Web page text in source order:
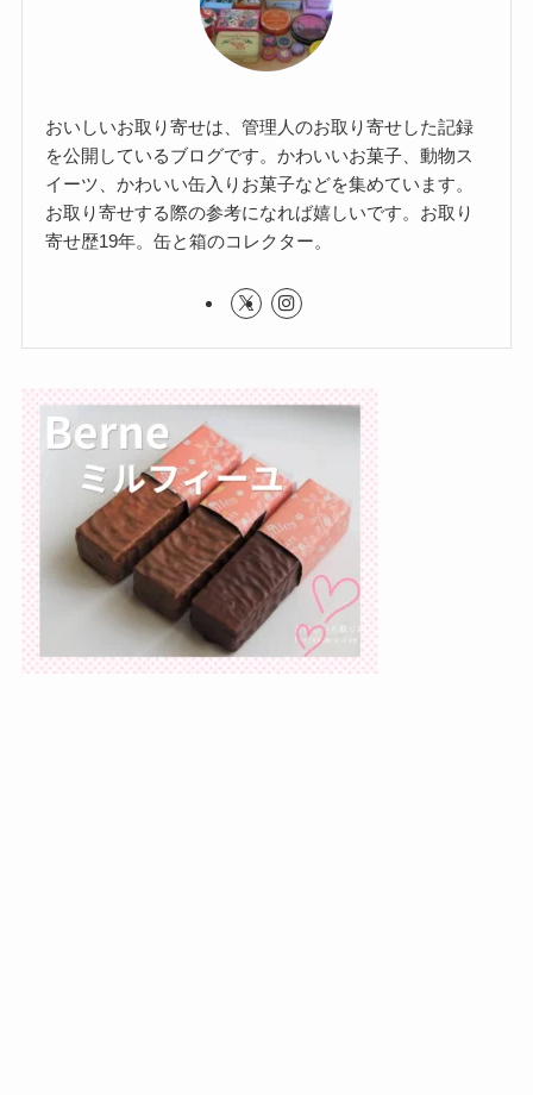
おいしいお取り寄せは、管理人のお取り寄せした記録
を公開しているブログです。かわいいお菓子、動物ス
イーツ、かわいい缶入りお菓子などを集めています。
お取り寄せする際の参考になれば嬉しいです。お取り
寄せ歴19年。缶と箱のコレクター。